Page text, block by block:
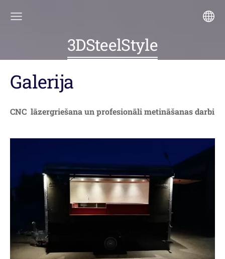
3DSteelStyle
Galerija
CNC lāzergriešana un profesionāli metināšanas darbi